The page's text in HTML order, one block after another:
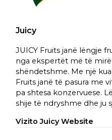
Juicy
JUICY Fruits janë lëngje
nga ekspertët më të
shëndetshme. Me një
Fruits janë të pasura me
pa shtesa konzervuese.
shije të ndryshme dhe ju
Vizito Juicy Website